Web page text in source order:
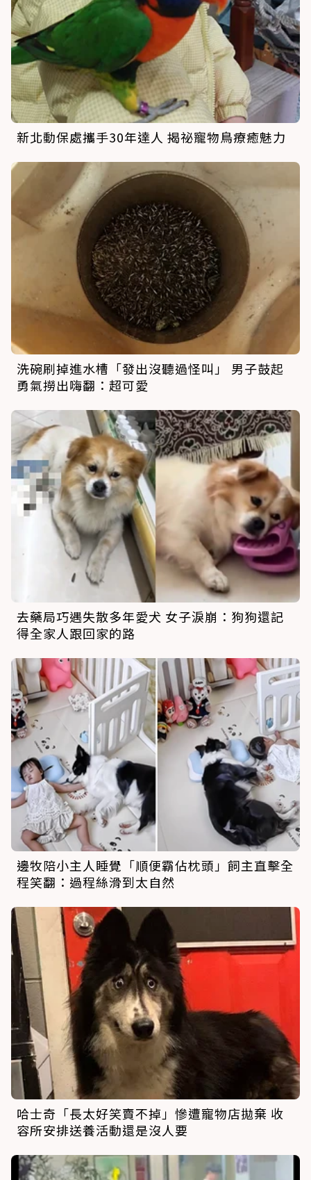
新北動保處攜手30年達人 揭祕寵物鳥療癒魅力
洗碗刷掉進水槽「發出沒聽過怪叫」 男子鼓起
勇氣撈出嗨翻：超可愛
去藥局巧遇失散多年愛犬 女子淚崩：狗狗還記
得全家人跟回家的路
邊牧陪小主人睡覺「順便霸佔枕頭」飼主直擊全
程笑翻：過程絲滑到太自然
哈士奇「長太好笑賣不掉」慘遭寵物店拋棄 收
容所安排送養活動還是沒人要